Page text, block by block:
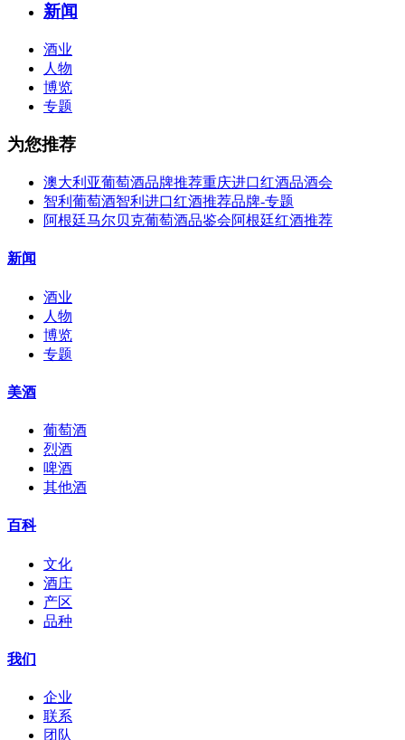
新闻
酒业
人物
博览
专题
为您推荐
澳大利亚葡萄酒品牌推荐重庆进口红酒品酒会
智利葡萄酒智利进口红酒推荐品牌-专题
阿根廷马尔贝克葡萄酒品鉴会阿根廷红酒推荐
新闻
酒业
人物
博览
专题
美酒
葡萄酒
烈酒
啤酒
其他酒
百科
文化
酒庄
产区
品种
我们
企业
联系
团队